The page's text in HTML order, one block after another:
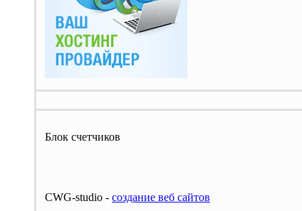
Блок счетчиков
CWG-studio - cоздание веб сайтов